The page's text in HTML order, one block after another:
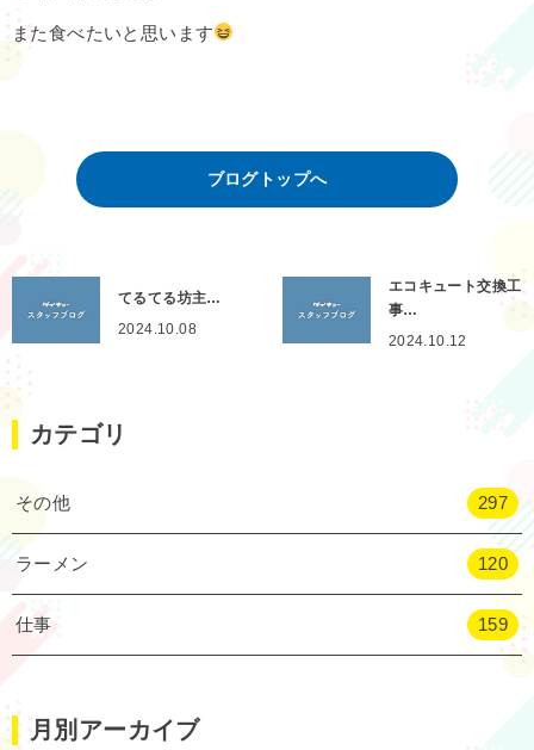
また食べたいと思います
ブログトップへ
てるてる坊主…
2024.10.08
エコキュート交換工
事…
2024.10.12
カテゴリ
その他 297
ラーメン 120
仕事 159
月別アーカイブ